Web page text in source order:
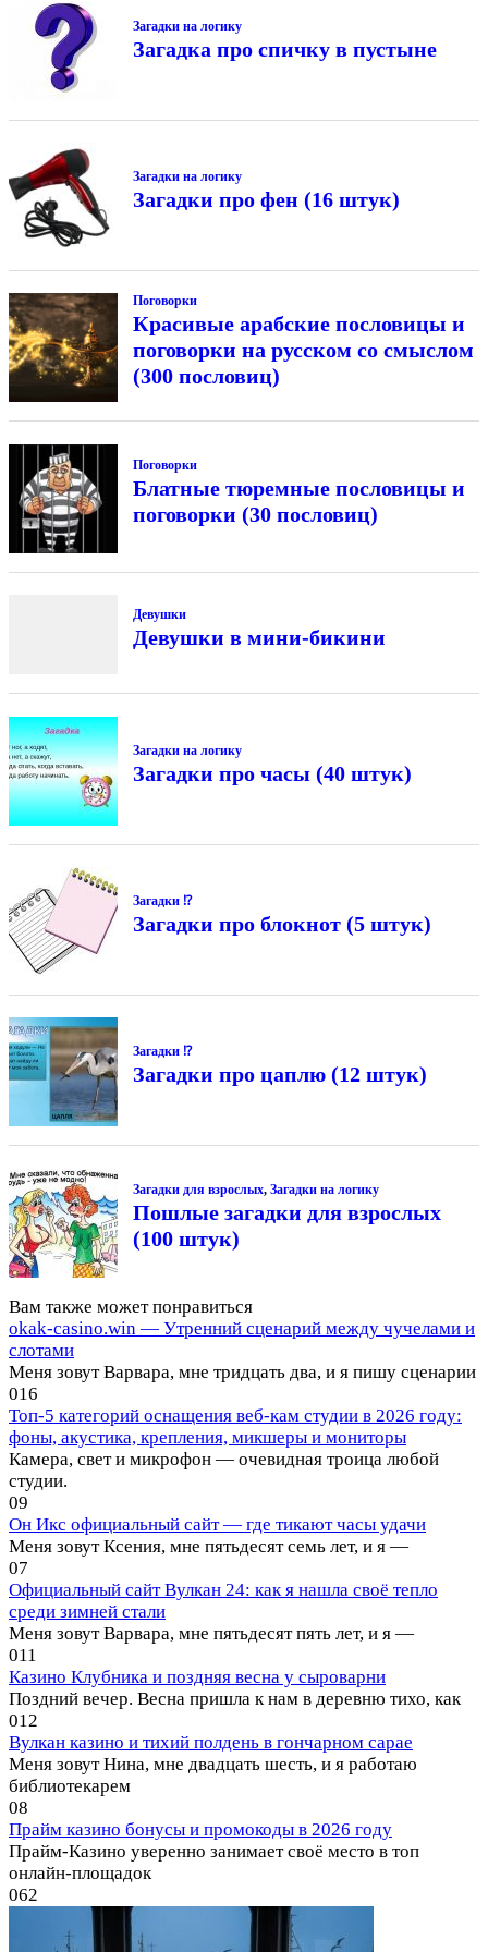
Загадки на логику
Загадка про спичку в пустыне
Загадки на логику
Загадки про фен (16 штук)
Поговорки
Красивые арабские пословицы и
поговорки на русском со смыслом
(300 пословиц)
Поговорки
Блатные тюремные пословицы и
поговорки (30 пословиц)
Девушки
Девушки в мини-бикини
Загадки на логику
Загадки про часы (40 штук)
Загадки ⁉
Загадки про блокнот (5 штук)
Загадки ⁉
Загадки про цаплю (12 штук)
Загадки для взрослых, Загадки на логику
Пошлые загадки для взрослых
(100 штук)
Вам также может понравиться
okak-casino.win — Утренний сценарий между чучелами и
слотами
Меня зовут Варвара, мне тридцать два, и я пишу сценарии
016
Топ-5 категорий оснащения веб-кам студии в 2026 году:
фоны, акустика, крепления, микшеры и мониторы
Камера, свет и микрофон — очевидная троица любой
студии.
09
Он Икс официальный сайт — где тикают часы удачи
Меня зовут Ксения, мне пятьдесят семь лет, и я —
07
Официальный сайт Вулкан 24: как я нашла своё тепло
среди зимней стали
Меня зовут Варвара, мне пятьдесят пять лет, и я —
011
Казино Клубника и поздняя весна у сыроварни
Поздний вечер. Весна пришла к нам в деревню тихо, как
012
Вулкан казино и тихий полдень в гончарном сарае
Меня зовут Нина, мне двадцать шесть, и я работаю
библиотекарем
08
Прайм казино бонусы и промокоды в 2026 году
Прайм-Казино уверенно занимает своё место в топ
онлайн-площадок
062